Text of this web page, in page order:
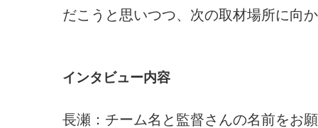
だこうと思いつつ、次の取材場所に向
インタビュー内容
長瀬：チーム名と監督さんの名前をお